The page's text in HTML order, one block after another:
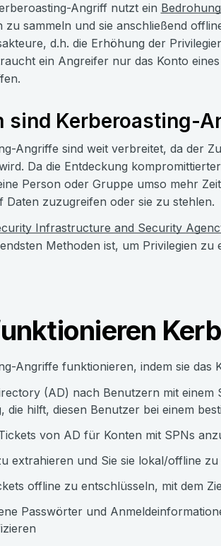
Angriff nutzt ein
zu sammeln und sie anschließend
d.h. die Erhöhung der
ein Angreifer nur das Konto
sind Kerberoasting-
Angriffe sind weit verbreitet, da der
Da die Entdeckung
Person oder Gruppe umso mehr
Daten zuzugreifen oder sie zu stehlen.
Infrastructure and Security
Methoden ist, um Privilegien
Angriffe funktionieren, indem sie
(AD) nach Benutzern mit einem
die hilft, diesen Benutzer bei einem
von AD für Konten mit SPNs
extrahieren und Sie sie lokal/offline
offline zu entschlüsseln, mit dem
Passwörter und